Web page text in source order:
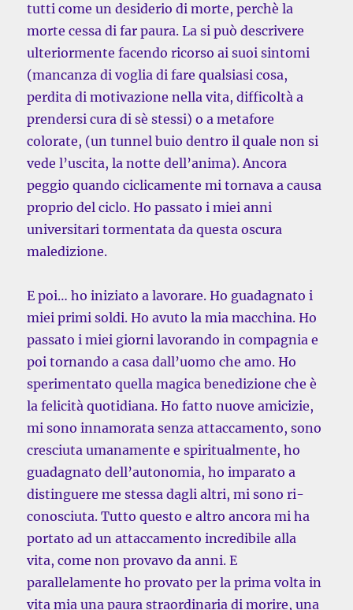
tutti come un desiderio di morte, perchè la
morte cessa di far paura. La si può descrivere
ulteriormente facendo ricorso ai suoi sintomi
(mancanza di voglia di fare qualsiasi cosa,
perdita di motivazione nella vita, difficoltà a
prendersi cura di sè stessi) o a metafore
colorate, (un tunnel buio dentro il quale non si
vede l’uscita, la notte dell’anima). Ancora
peggio quando ciclicamente mi tornava a causa
proprio del ciclo. Ho passato i miei anni
universitari tormentata da questa oscura
maledizione.
E poi… ho iniziato a lavorare. Ho guadagnato i
miei primi soldi. Ho avuto la mia macchina. Ho
passato i miei giorni lavorando in compagnia e
poi tornando a casa dall’uomo che amo. Ho
sperimentato quella magica benedizione che è
la felicità quotidiana. Ho fatto nuove amicizie,
mi sono innamorata senza attaccamento, sono
cresciuta umanamente e spiritualmente, ho
guadagnato dell’autonomia, ho imparato a
distinguere me stessa dagli altri, mi sono ri-
conosciuta. Tutto questo e altro ancora mi ha
portato ad un attaccamento incredibile alla
vita, come non provavo da anni. E
parallelamente ho provato per la prima volta in
vita mia una paura straordinaria di morire, una